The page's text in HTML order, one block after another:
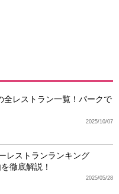
全レストラン一覧！パークで
2025/10/07
レストランランキング
徹底解説！
2025/05/28